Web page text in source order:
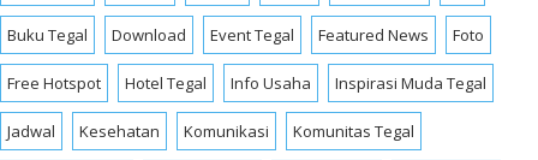
Buku Tegal Download Event Tegal Featured News Foto
Free Hotspot Hotel Tegal Info Usaha Inspirasi Muda Tegal
Jadwal Kesehatan Komunikasi Komunitas Tegal